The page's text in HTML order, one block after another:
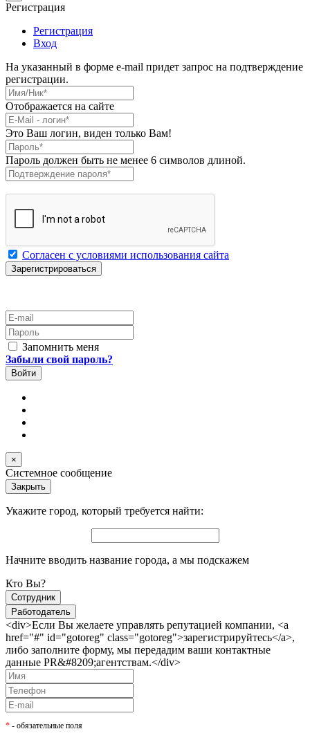
Регистрация
Регистрация
Вход
На указанный в форме e-mail придет запрос на подтверждение
регистрации.
Имя/Ник
Отображается на сайте
E-Mail *
Это Ваш логин, виден только Вам!
Пароль*
Пароль должен быть не менее 6 символов длиной.
Подтверждение пароля
Согласен с условиями использования сайта
E-mail
Пароль
Запомнить меня
Забыли свой пароль?
×
Системное сообщение
Закрыть
Укажите город, который требуется найти:
Начните вводить название города, а мы подскажем
Кто Вы?
Сотрудник
Работодатель
<div>Если Вы желаете управлять репутацией компании, <a
href="#" id="gotoreg" class="gotoreg">зарегистрируйтесь</a>,
либо заполните форму, мы передадим ваши контактные
данные PR&#8209;агентствам.</div>
* - обязательные поля